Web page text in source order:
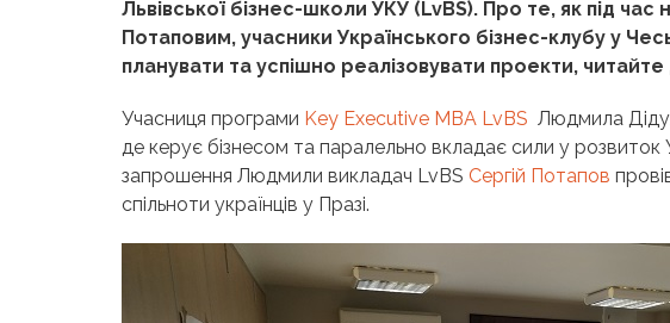
Львівської бізнес-школи УКУ (LvBS). Про те, як під
Потаповим, учасники Українського бізнес-клубу у
планувати та успішно реалізовувати проекти, читайте
Учасниця програми Key Executive MBA LvBS Людмила
де керує бізнесом та паралельно вкладає сили у розвиток
запрошення Людмили викладач LvBS Сергій Потапов
спільноти українців у Празі.